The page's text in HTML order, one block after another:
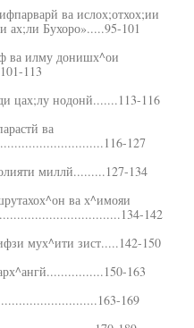
ва ислох;отхох;ии
Бухоро».....95-101
ва илму донишх^ои
113
цах;лу нодонй.......113-116
ва
127
миллй.........127-134
ва х^имояи
142
мух^ити зист.....142-150
163
169